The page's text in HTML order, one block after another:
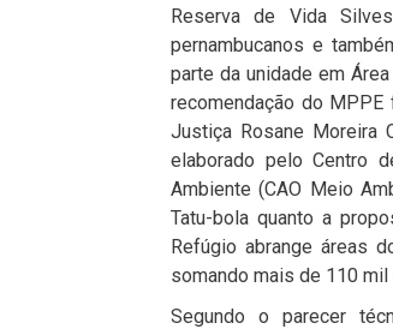
Reserva de Vida
pernambucanos e
parte da unidade em
recomendação do
Justiça Rosane Moreira
elaborado pelo Centro
Ambiente (CAO Meio
Tatu-bola quanto a
Refúgio abrange áreas
somando mais de 110 mil
Segundo o parecer